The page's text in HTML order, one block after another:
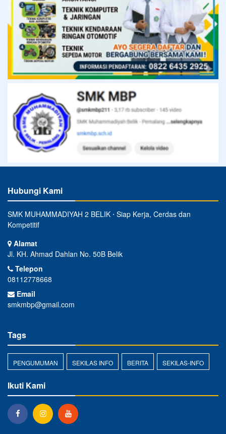
Hubungi Kami
SMK MUHAMMADIYAH 2 BELIK ⋅ Siap Kerja, Cerdas dan
Kompetitif
Alamat
Jl. KH. Ahmad Dahlan No. 50B Belik
Telepon
08112778668
Email
smkmbp@gmail.com
Tags
PENGUMUMAN SEKILAS INFO BERITA SEKILAS-INFO
Ikuti Kami